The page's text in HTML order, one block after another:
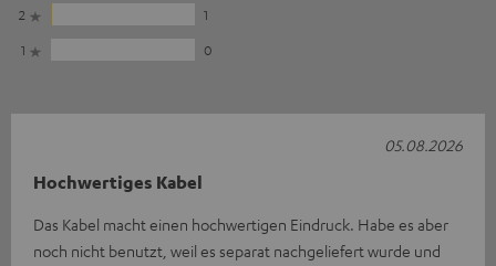
2
1
1
0
Hochwertiges Kabel
Das Kabel macht einen hochwertigen Eindruck. Habe es aber
noch nicht benutzt, weil es separat nachgeliefert wurde und
05.08.2026